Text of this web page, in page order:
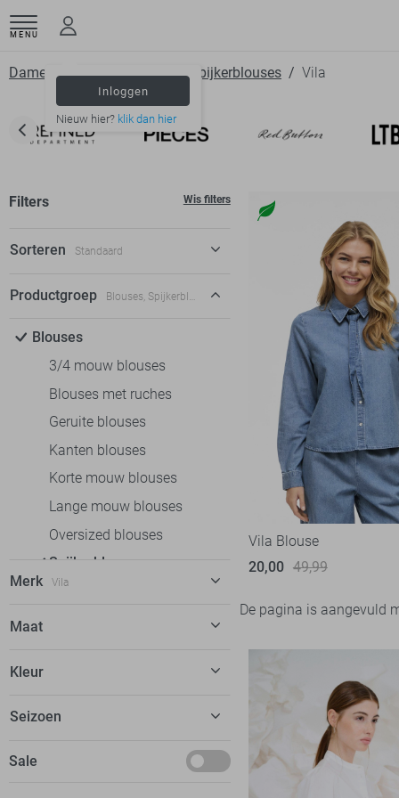
MENU
Inloggen
Nieuw hier? klik dan hier
Dameskleding Blouses Spijkerblouses Vila
Filters Wis filters
Sorteren Standaard
Standaard
Productgroep Blouses, Spijkerblouses
Blouses
3/4 mouw blouses
Blouses met ruches
Geruite blouses
Kanten blouses
Korte mouw blouses
Lange mouw blouses
Oversized blouses
Spijkerblouses
Tunieken
Broeken
Jurken
Tops
Merk Vila
Fluresk 10
Geisha
Noisy may
Maat
38
Kleur
Blauw
Seizoen
Februari
Sale
Vila Blouse
20,00 49,99
De pagina is aangevuld